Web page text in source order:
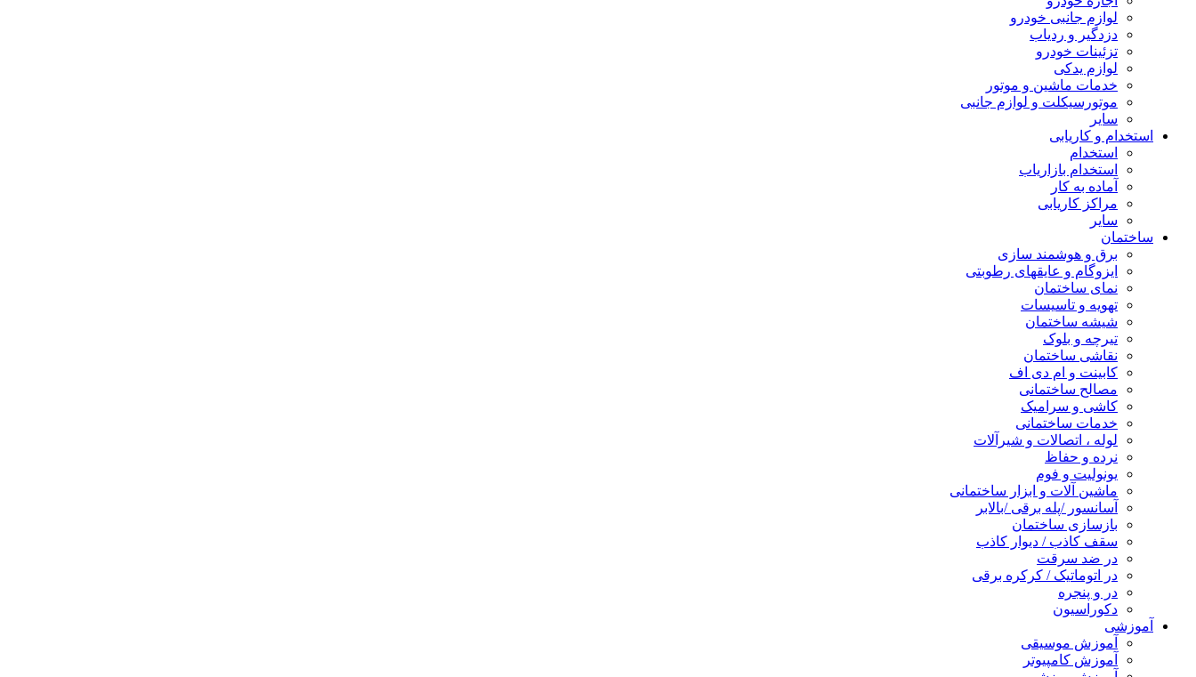
لوازم جانبی خودرو
دزدگیر و ردیاب
تزئینات خودرو
لوازم یدکی
خدمات ماشین و موتور
موتورسیکلت و لوازم جانبی
سایر
استخدام و کاریابی
استخدام
استخدام بازاریاب
آماده به کار
مراکز کاریابی
سایر
ساختمان
برق و هوشمند سازی
ایزوگام و عایقهای رطوبتی
نمای ساختمان
تهویه و تاسیسات
شیشه ساختمان
تیرچه و بلوک
نقاشی ساختمان
کابینت و ام دی اف
مصالح ساختمانی
کاشی و سرامیک
خدمات ساختمانی
لوله ، اتصالات و شیرآلات
نرده و حفاظ
یونولیت و فوم
ماشین آلات و ابزار ساختمانی
آسانسور /پله برقی /بالابر
بازسازی ساختمان
سقف کاذب / دیوار کاذب
در ضد سرقت
در اتوماتیک / کرکره برقی
در و پنجره
دکوراسیون
آموزشی
آموزش موسیقی
آموزش کامپیوتر